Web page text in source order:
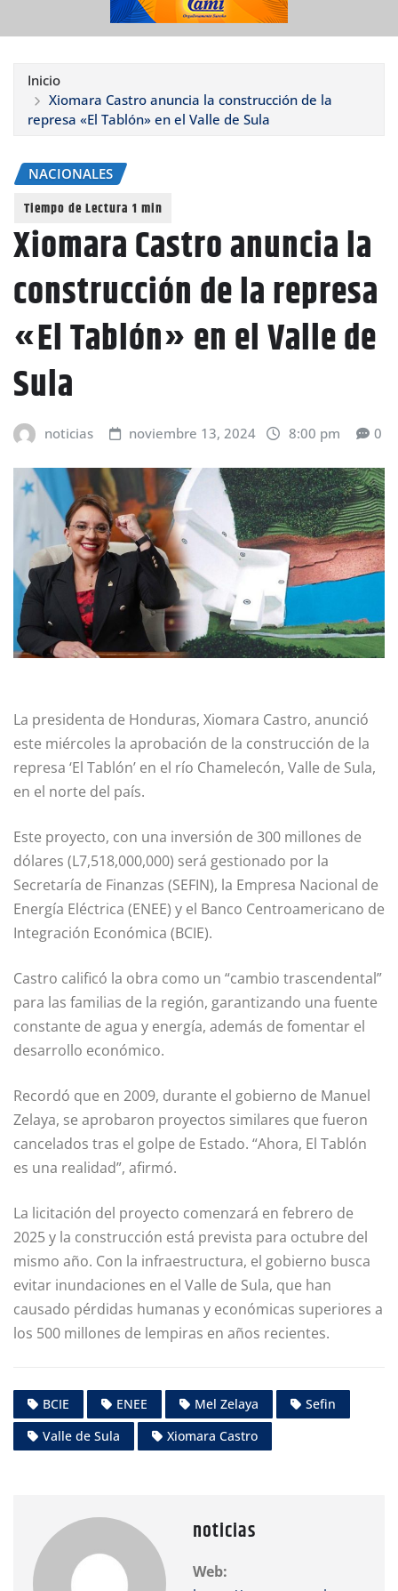
Inicio
Xiomara Castro anuncia la construcción de la
represa «El Tablón» en el Valle de Sula
NACIONALES
Xiomara Castro anuncia la
construcción de la represa
«El Tablón» en el Valle de
Sula
noticias noviembre 13, 2024 8:00 pm 0
La presidenta de Honduras, Xiomara Castro, anunció
este miércoles la aprobación de la construcción de la
represa ‘El Tablón’ en el río Chamelecón, Valle de Sula,
en el norte del país.
Este proyecto, con una inversión de 300 millones de
dólares (L7,518,000,000) será gestionado por la
Secretaría de Finanzas (SEFIN), la Empresa Nacional de
Energía Eléctrica (ENEE) y el Banco Centroamericano de
Integración Económica (BCIE).
Castro calificó la obra como un “cambio trascendental”
para las familias de la región, garantizando una fuente
constante de agua y energía, además de fomentar el
desarrollo económico.
Recordó que en 2009, durante el gobierno de Manuel
Zelaya, se aprobaron proyectos similares que fueron
cancelados tras el golpe de Estado. “Ahora, El Tablón
es una realidad”, afirmó.
La licitación del proyecto comenzará en febrero de
2025 y la construcción está prevista para octubre del
mismo año. Con la infraestructura, el gobierno busca
evitar inundaciones en el Valle de Sula, que han
causado pérdidas humanas y económicas superiores a
los 500 millones de lempiras en años recientes.
BCIE ENEE Mel Zelaya
Sefin
Valle de Sula
Xiomara Castro
noticias
Web: